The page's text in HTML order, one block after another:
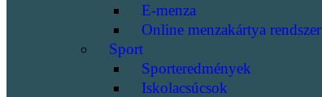
E-menza
Online menzakártya rendszer
Sport
Sporteredmények
Iskolacsúcsok